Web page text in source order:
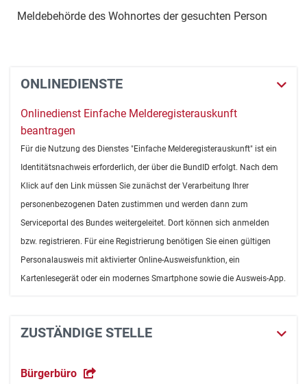
Meldebehörde des Wohnortes der gesuchten Person
ONLINEDIENSTE
Onlinedienst Einfache Melderegisterauskunft
beantragen
Für die Nutzung des Dienstes "Einfache Melderegisterauskunft" ist ein
Identitätsnachweis erforderlich, der über die BundID erfolgt. Nach dem
Klick auf den Link müssen Sie zunächst der Verarbeitung Ihrer
personenbezogenen Daten zustimmen und werden dann zum
Serviceportal des Bundes weitergeleitet. Dort können sich anmelden
bzw. registrieren. Für eine Registrierung benötigen Sie einen gültigen
Personalausweis mit aktivierter Online-Ausweisfunktion, ein
Kartenlesegerät oder ein modernes Smartphone sowie die Ausweis-App.
ZUSTÄNDIGE STELLE
Bürgerbüro